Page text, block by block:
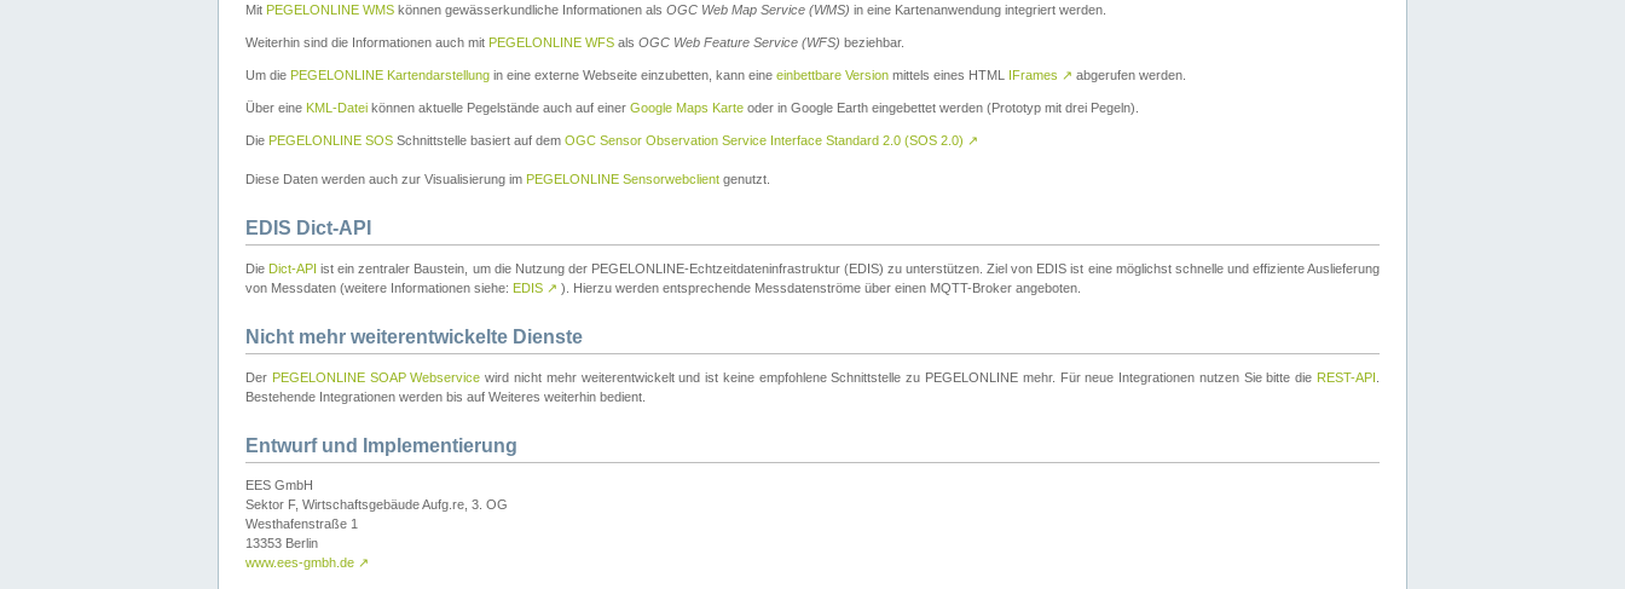
Mit PEGELONLINE WMS können gewässerkundliche Informationen als OGC Web Map Service (WMS) in eine Kartenanwendung integriert werden.
Weiterhin sind die Informationen auch mit PEGELONLINE WFS als OGC Web Feature Service (WFS) beziehbar.
Um die PEGELONLINE Kartendarstellung in eine externe Webseite einzubetten, kann eine einbettbare Version mittels eines HTML IFrames ↗ abgerufen werden.
Über eine KML-Datei können aktuelle Pegelstände auch auf einer Google Maps Karte oder in Google Earth eingebettet werden (Prototyp mit drei Pegeln).
Die PEGELONLINE SOS Schnittstelle basiert auf dem OGC Sensor Observation Service Interface Standard 2.0 (SOS 2.0) ↗
Diese Daten werden auch zur Visualisierung im PEGELONLINE Sensorwebclient genutzt.
EDIS Dict-API
Die Dict-API ist ein zentraler Baustein, um die Nutzung der PEGELONLINE-Echtzeitdateninfrastruktur (EDIS) zu unterstützen. Ziel von EDIS ist eine möglichst schnelle und effiziente Auslieferung
von Messdaten (weitere Informationen siehe: EDIS ↗ ). Hierzu werden entsprechende Messdatenströme über einen MQTT-Broker angeboten.
Nicht mehr weiterentwickelte Dienste
Der PEGELONLINE SOAP Webservice wird nicht mehr weiterentwickelt und ist keine empfohlene Schnittstelle zu PEGELONLINE mehr. Für neue Integrationen nutzen Sie bitte die REST-API
Bestehende Integrationen werden bis auf Weiteres weiterhin bedient.
Entwurf und Implementierung
EES GmbH
Sektor F, Wirtschaftsgebäude Aufg.re, 3. OG
Westhafenstraße 1
13353 Berlin
www.ees-gmbh.de ↗